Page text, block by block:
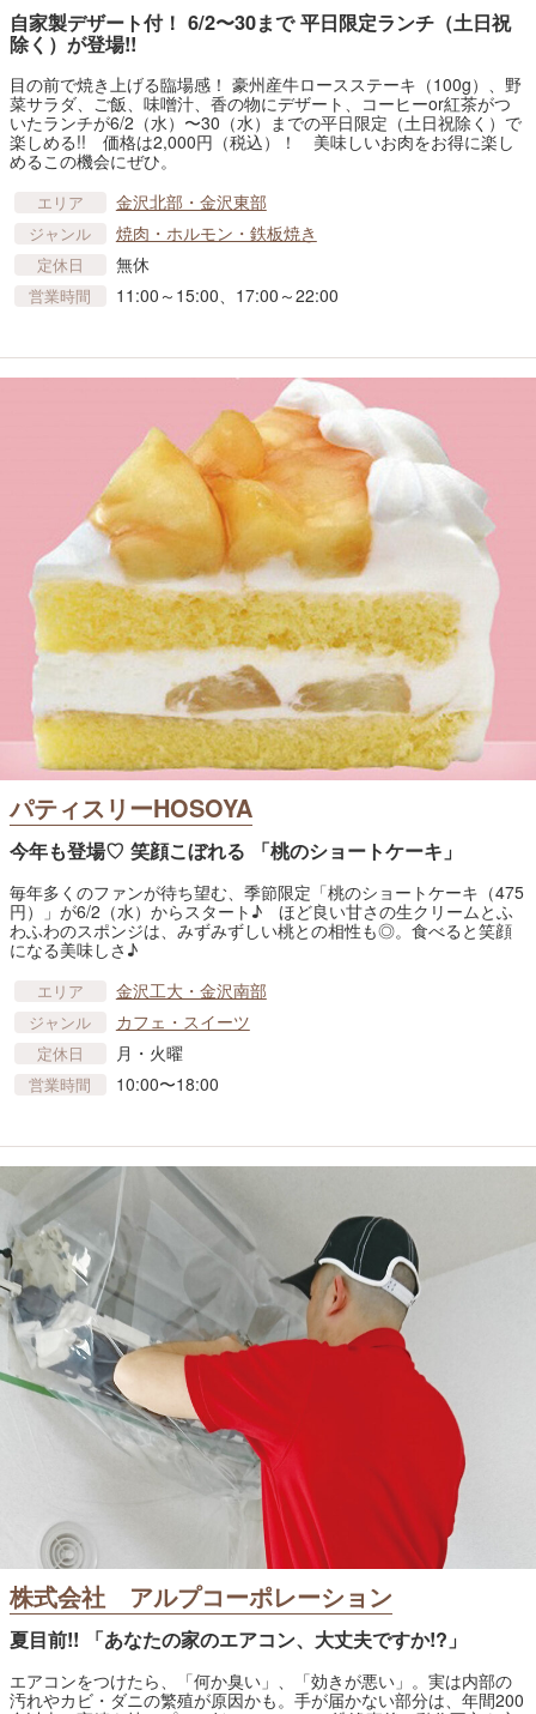
自家製デザート付！ 6/2〜30まで 平日限定ランチ（土日祝
除く）が登場!!
目の前で焼き上げる臨場感！ 豪州産牛ロースステーキ（100g）、野
菜サラダ、ご飯、味噌汁、香の物にデザート、コーヒーor紅茶がつ
いたランチが6/2（水）〜30（水）までの平日限定（土日祝除く）で
楽しめる!! 価格は2,000円（税込）！ 美味しいお肉をお得に楽し
めるこの機会にぜひ。
エリア 金沢北部・金沢東部
ジャンル 焼肉・ホルモン・鉄板焼き
定休日 無休
営業時間 11:00～15:00、17:00～22:00
パティスリーHOSOYA
今年も登場♡ 笑顔こぼれる 「桃のショートケーキ」
毎年多くのファンが待ち望む、季節限定「桃のショートケーキ（475
円）」が6/2（水）からスタート♪ ほど良い甘さの生クリームとふ
わふわのスポンジは、みずみずしい桃との相性も◎。食べると笑顔
になる美味しさ♪
エリア 金沢工大・金沢南部
ジャンル カフェ・スイーツ
定休日 月・火曜
営業時間 10:00〜18:00
株式会社 アルプコーポレーション
夏目前!! 「あなたの家のエアコン、大丈夫ですか!?」
エアコンをつけたら、「何か臭い」、「効きが悪い」。実は内部の
汚れやカビ・ダニの繁殖が原因かも。手が届かない部分は、年間200